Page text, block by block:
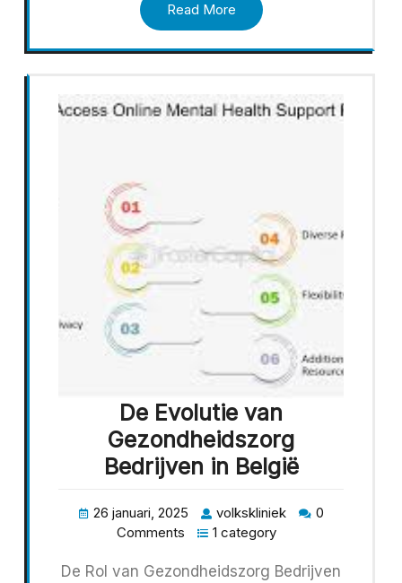
Read More
De Evolutie van
Gezondheidszorg
Bedrijven in België
26 januari, 2025 volkskliniek
0
Comments
1 category
De Rol van Gezondheidszorg Bedrijven